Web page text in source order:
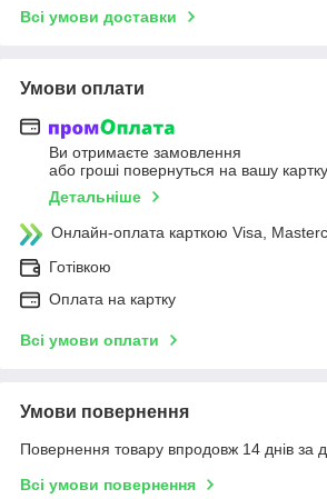
Всі умови доставки
Умови оплати
Ви отримаєте замовлення
або гроші повернуться на вашу картку
Детальніше
Онлайн-оплата карткою Visa,
Готівкою
Оплата на картку
Всі умови оплати
Умови повернення
Повернення товару впродовж 14 днів за
Всі умови повернення